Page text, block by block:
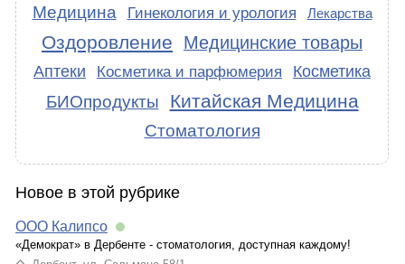
Медицина Гинекология и урология Лекарства
Оздоровление Медицинские товары
Аптеки Косметика и парфюмерия Косметика
БИОпродукты Китайская Медицина
Стоматология
Новое в этой рубрике
ООО Калипсо
«Демократ» в Дербенте - стоматология, доступная каждому!